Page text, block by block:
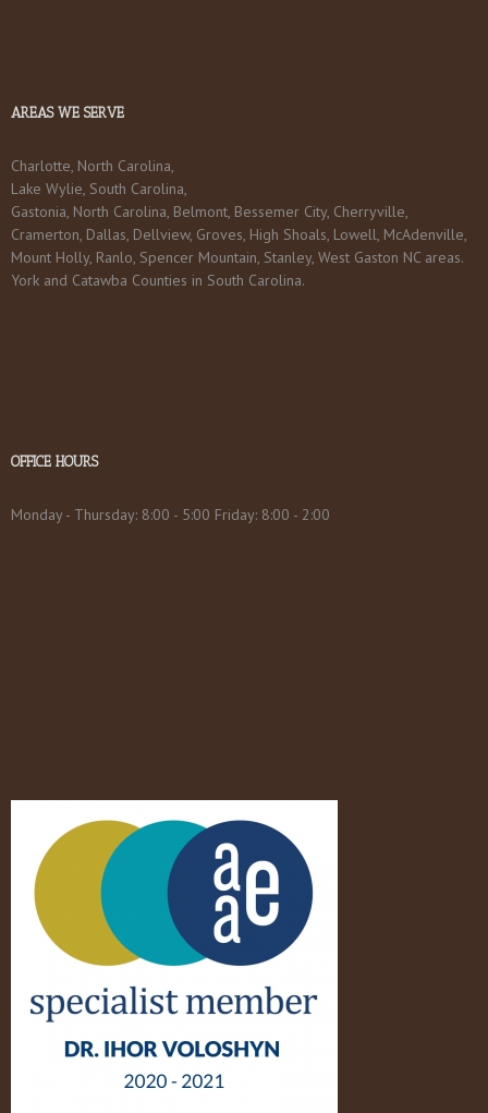
AREAS WE SERVE
Charlotte, North Carolina,
Lake Wylie, South Carolina,
Gastonia, North Carolina, Belmont, Bessemer City, Cherryville,
Cramerton, Dallas, Dellview, Groves, High Shoals, Lowell, McAdenville,
Mount Holly, Ranlo, Spencer Mountain, Stanley, West Gaston NC areas.
York and Catawba Counties in South Carolina.
OFFICE HOURS
Monday - Thursday: 8:00 - 5:00 Friday: 8:00 - 2:00